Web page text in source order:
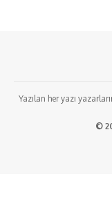
Yazılan her yazı
©